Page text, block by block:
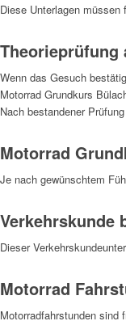
Diese Unterlagen
Theorieprüfung
Wenn das Gesuch
Motorrad Grundkurs
Nach bestandener
Motorrad
Je nach gewünschtem
Verkehrskunde
Dieser
Motorrad
Motorradfahrstunden sind